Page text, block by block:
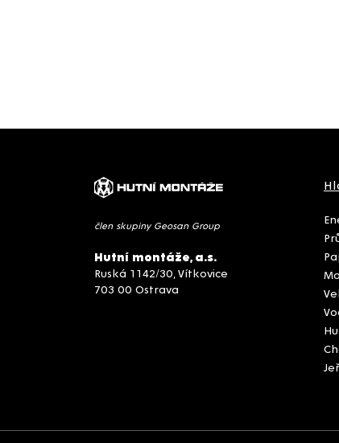
člen skupiny Geosan Group
Hutní montáže, a.s.
Ruská 1142/30, Vítkovice
703 00 Ostrava